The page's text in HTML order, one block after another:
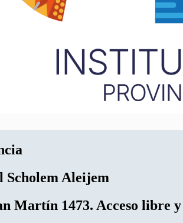
Scholem Aleijem
Martín 1473. Acceso libre